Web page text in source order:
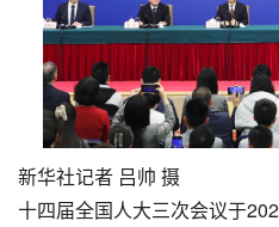
新华社记者 吕帅 摄
十四届全国人大三次会议于